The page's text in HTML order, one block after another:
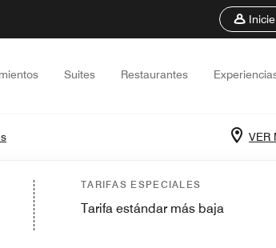
Suites Restaurantes
VER
TARIFAS ESPECIALES
Tarifa estándar más baja
Lugares de interés cercanos